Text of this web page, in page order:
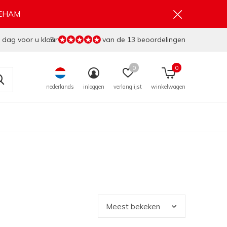
nederlands inloggen verlanglijst
0
winkelwagen
0
voor u klaar
5 van de 13 beoordelingen